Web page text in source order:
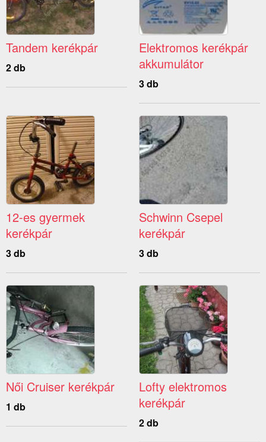
Tandem kerékpár
2 db
Elektromos kerékpár
akkumulátor
3 db
12-es gyermek
kerékpár
3 db
Schwinn Csepel
kerékpár
3 db
Női Cruiser kerékpár
1 db
Lofty elektromos
kerékpár
2 db